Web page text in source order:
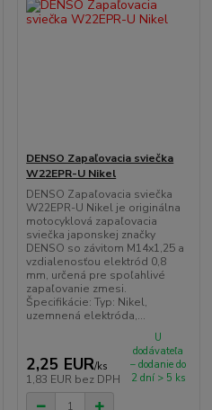
DENSO Zapaľovacia sviečka
W22EPR-U Nikel
DENSO Zapaľovacia sviečka
W22EPR-U Nikel je originálna
motocyklová zapaľovacia
sviečka japonskej značky
DENSO so závitom M14x1,25 a
vzdialenosťou elektród 0,8
mm, určená pre spoľahlivé
zapaľovanie zmesi.
Špecifikácie: Typ: Nikel,
uzemnená elektróda,...
2,25 EUR/ks
1,83 EUR bez DPH
U
dodávateľa
– dodanie do
2 dní > 5 ks